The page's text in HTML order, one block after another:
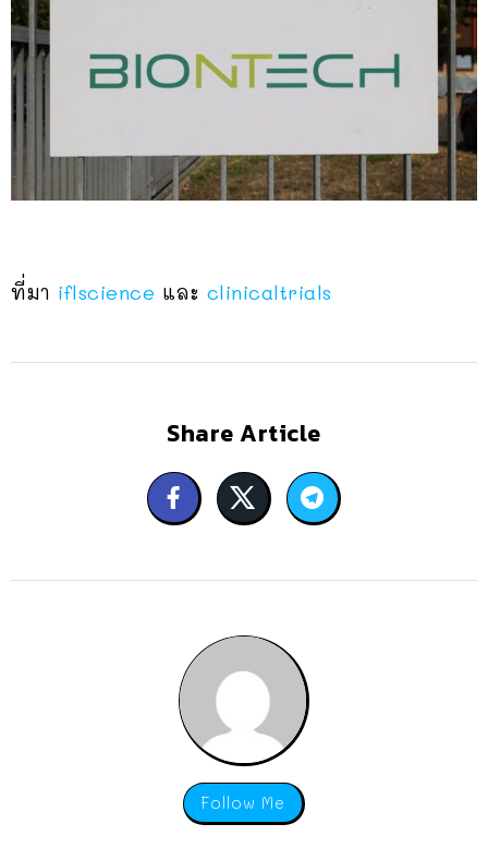
ที่มา iflscience และ clinicaltrials
Share Article
Follow Me